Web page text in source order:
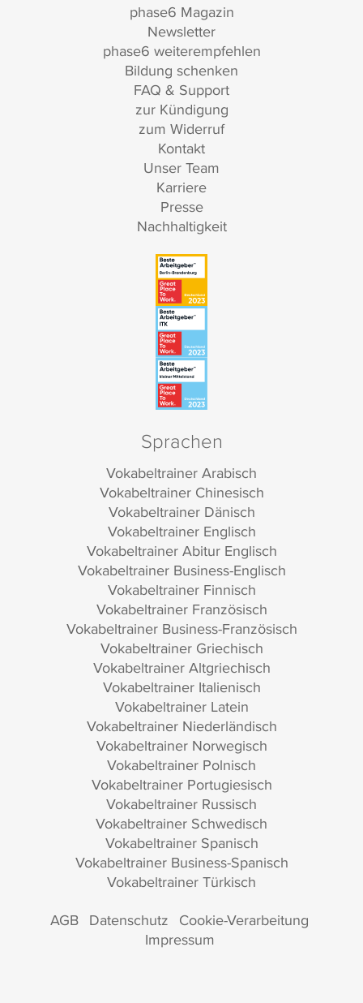
phase6 Magazin
Newsletter
phase6 weiterempfehlen
Bildung schenken
FAQ & Support
zur Kündigung
zum Widerruf
Kontakt
Unser Team
Karriere
Presse
Nachhaltigkeit
Sprachen
Vokabeltrainer Arabisch
Vokabeltrainer Chinesisch
Vokabeltrainer Dänisch
Vokabeltrainer Englisch
Vokabeltrainer Abitur Englisch
Vokabeltrainer Business-Englisch
Vokabeltrainer Finnisch
Vokabeltrainer Französisch
Vokabeltrainer Business-Französisch
Vokabeltrainer Griechisch
Vokabeltrainer Altgriechisch
Vokabeltrainer Italienisch
Vokabeltrainer Latein
Vokabeltrainer Niederländisch
Vokabeltrainer Norwegisch
Vokabeltrainer Polnisch
Vokabeltrainer Portugiesisch
Vokabeltrainer Russisch
Vokabeltrainer Schwedisch
Vokabeltrainer Spanisch
Vokabeltrainer Business-Spanisch
Vokabeltrainer Türkisch
AGB Datenschutz Cookie-Verarbeitung
Impressum